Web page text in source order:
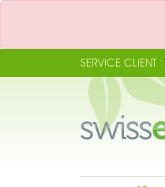
SERVICE CLIENT :